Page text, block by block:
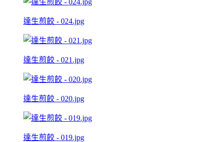
達生煎餃 - 024.jpg
達生煎餃 - 021.jpg
達生煎餃 - 020.jpg
達生煎餃 - 019.jpg